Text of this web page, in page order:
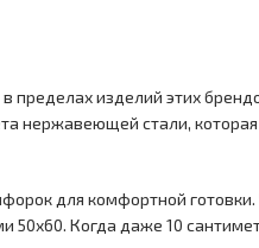
пределах изделий этих
нержавеющей стали,
для комфортной
50х60. Когда даже 10